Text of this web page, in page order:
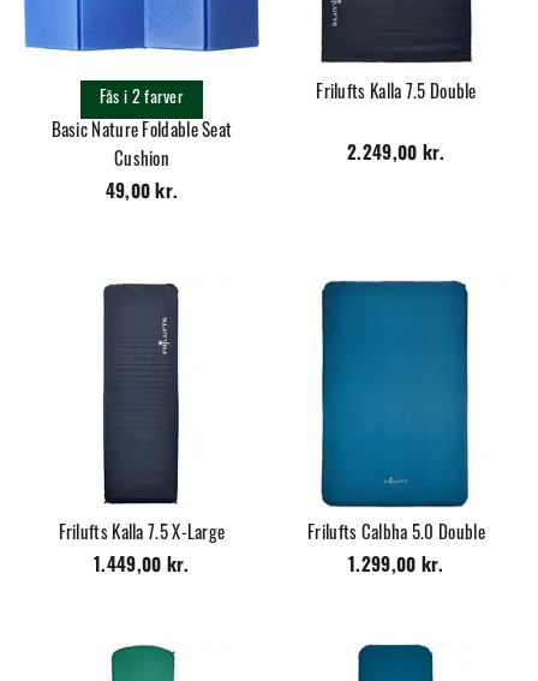
Basic Nature Foldable Seat
Cushion
49,00 kr.
Fås i 2 farver Frilufts Kalla 7.5 Double
2.249,00 kr.
Frilufts Kalla 7.5 X-Large
1.449,00 kr.
Frilufts Calbha 5.0 Double
1.299,00 kr.